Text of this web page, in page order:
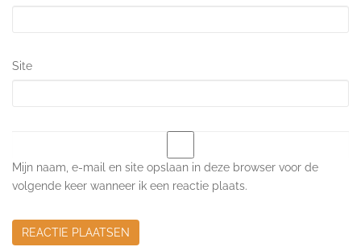
Site
Mijn naam, e-mail en site opslaan in deze browser voor de
volgende keer wanneer ik een reactie plaats.